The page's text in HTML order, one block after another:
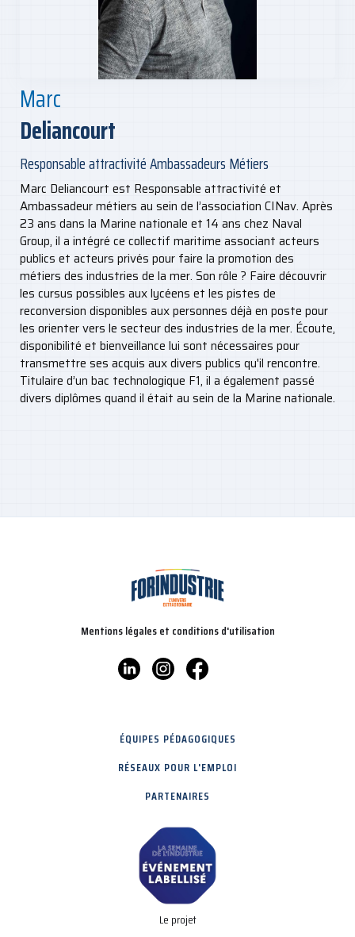
Marc
Deliancourt
Responsable attractivité Ambassadeurs Métiers
Marc Deliancourt est Responsable attractivité et
Ambassadeur métiers au sein de l’association CINav. Après
23 ans dans la Marine nationale et 14 ans chez Naval
Group, il a intégré ce collectif maritime associant acteurs
publics et acteurs privés pour faire la promotion des
métiers des industries de la mer. Son rôle ? Faire découvrir
les cursus possibles aux lycéens et les pistes de
reconversion disponibles aux personnes déjà en poste pour
les orienter vers le secteur des industries de la mer. Écoute,
disponibilité et bienveillance lui sont nécessaires pour
transmettre ses acquis aux divers publics qu'il rencontre.
Titulaire d’un bac technologique F1, il a également passé
divers diplômes quand il était au sein de la Marine nationale.
Mentions légales et conditions d'utilisation
ÉQUIPES PÉDAGOGIQUES
RÉSEAUX POUR L'EMPLOI
PARTENAIRES
Le projet